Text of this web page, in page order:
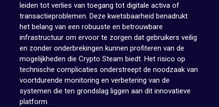
leiden tot verlies van toegang tot digitale activa of
transactieproblemen. Deze kwetsbaarheid benadrukt
het belang van een robuuste en betrouwbare
infrastructuur om ervoor te zorgen dat gebruikers veilig
en zonder onderbrekingen kunnen profiteren van de
mogelijkheden die Crypto Steam biedt. Het risico op
technische complicaties onderstreept de noodzaak van
voortdurende monitoring en verbetering van de
systemen die ten grondslag liggen aan dit innovatieve
platform.